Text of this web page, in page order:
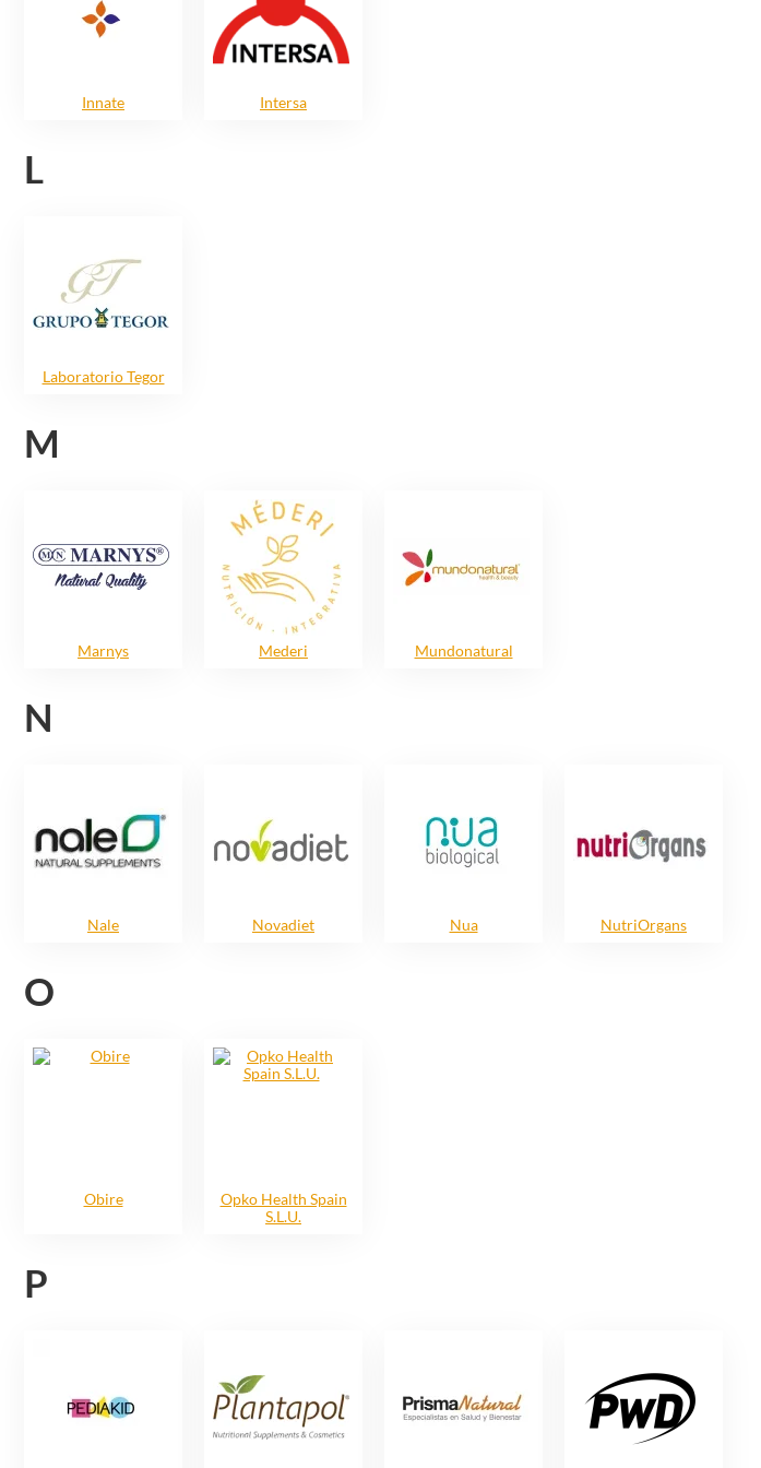
Innate Intersa
L
Laboratorio Tegor
M
Marnys Mederi Mundonatural
N
Nale Novadiet Nua NutriOrgans
O
Obire
Opko Health Spain
S.L.U.
P